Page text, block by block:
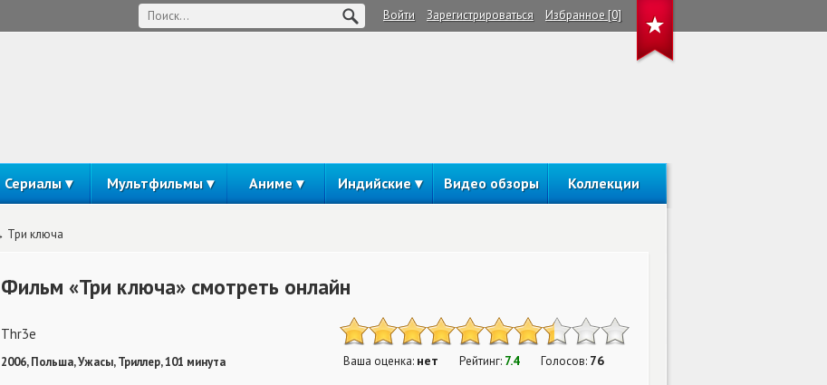
Войти Зарегистрироваться Избранное [0]
Сериалы Мультфильмы Аниме Индийские Видео обзоры Коллекции
Три ключа
Фильм «Три ключа» смотреть онлайн
Thr3e
2006, Польша, Ужасы, Триллер, 101 минута Ваша оценка: нет Рейтинг: 7.4 Голосов: 76